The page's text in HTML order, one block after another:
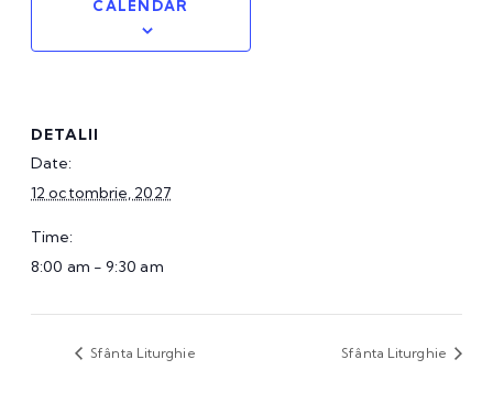
CALENDAR
DETALII
Date:
12 octombrie, 2027
Time:
8:00 am - 9:30 am
Sfânta Liturghie Sfânta Liturghie